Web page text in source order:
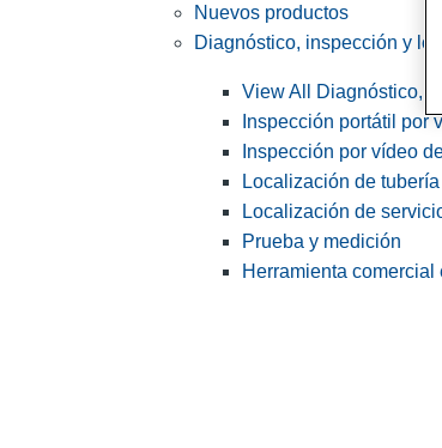
Nuevos productos
Diagnóstico, inspección y
View All Diagnóstico,
Inspección portátil por
Inspección por vídeo
Localización de
Localización de
Prueba y medición
Herramienta